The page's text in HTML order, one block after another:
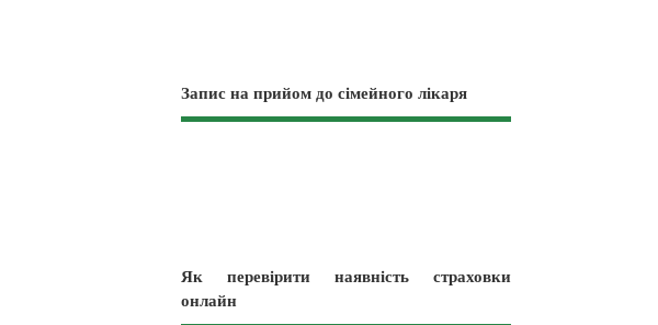
Запис на прийом до сімейного лікаря
Як перевірити наявність страховки
онлайн